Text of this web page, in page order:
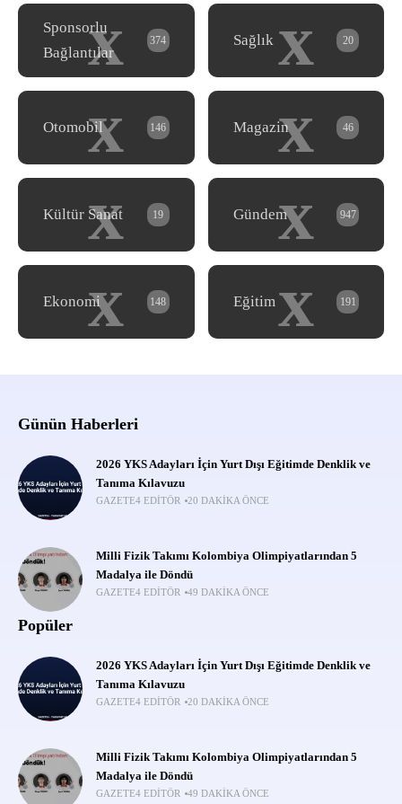
x
Sponsorlu
Bağlantılar
374 x
Sağlık 20
x
Otomobil 146 x
Magazin 46
x
Kültür Sanat 19 x
Gündem 947
x
Ekonomi 148 x
Eğitim 191
Günün Haberleri
2026 YKS Adayları İçin Yurt Dışı Eğitimde Denklik ve
Tanıma Kılavuzu
GAZETE4 EDITÖR 20 DAKIKA ÖNCE
Milli Fizik Takımı Kolombiya Olimpiyatlarından 5
Madalya ile Döndü
GAZETE4 EDITÖR 49 DAKIKA ÖNCE
Popüler
2026 YKS Adayları İçin Yurt Dışı Eğitimde Denklik ve
Tanıma Kılavuzu
GAZETE4 EDITÖR 20 DAKIKA ÖNCE
Milli Fizik Takımı Kolombiya Olimpiyatlarından 5
Madalya ile Döndü
GAZETE4 EDITÖR 49 DAKIKA ÖNCE